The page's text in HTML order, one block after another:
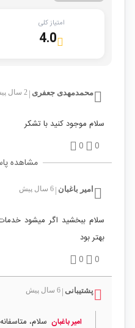
امتیاز کلی
4.0
محمدمهدی جعفری 2 سال پیش
سلام موجود کنید با تشکر
0
0
مشاهده
امیر باغبان 6 سال پیش
سلام ببخشید اگر میشود
بهتر بود
0
0
پشتیبانی 6 سال پیش
امیر باغبان سلام،